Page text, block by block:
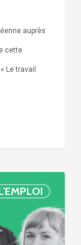
auprès
cette
Le travail